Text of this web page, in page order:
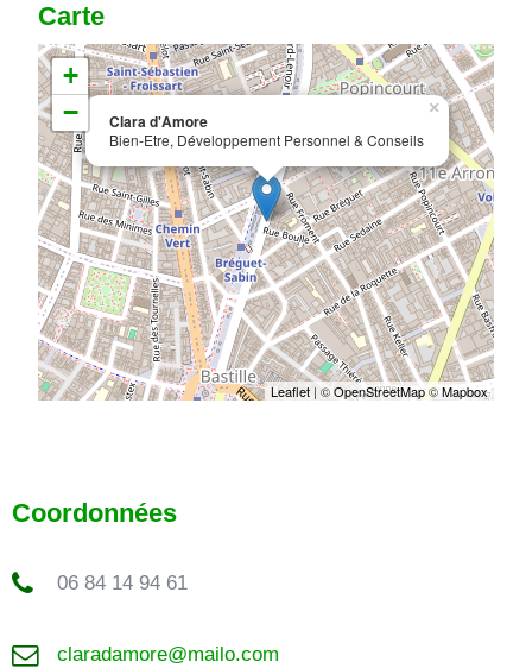
Carte
Clara d'Amore
Bien-Etre, Développement Personnel & Conseils
×
+
−
Leaflet | ©OpenStreetMap©Mapbox
Coordonnées
06 84 14 94 61
claradamore@mailo.com